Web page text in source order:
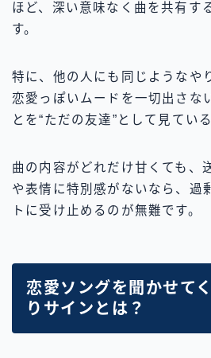
ほど、深い意味なく曲を共有す
す。
特に、他の人にも同じようなや
恋愛っぽいムードを一切出さな
とを“ただの友達”として見てい
曲の内容がどれだけ甘くても、
や表情に特別感がないなら、過
トに受け止めるのが無難です。
恋愛ソングを聞かせて
りサインとは？